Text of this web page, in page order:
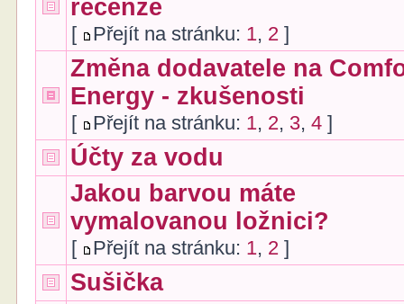
recenze
[ Přejít na stránku: 1, 2 ]
Změna dodavatele na
Energy - zkušenosti
[ Přejít na stránku: 1, 2, 3,4 ]
Účty za vodu
Jakou barvou máte
vymalovanou ložnici?
[ Přejít na stránku: 1, 2 ]
Sušička